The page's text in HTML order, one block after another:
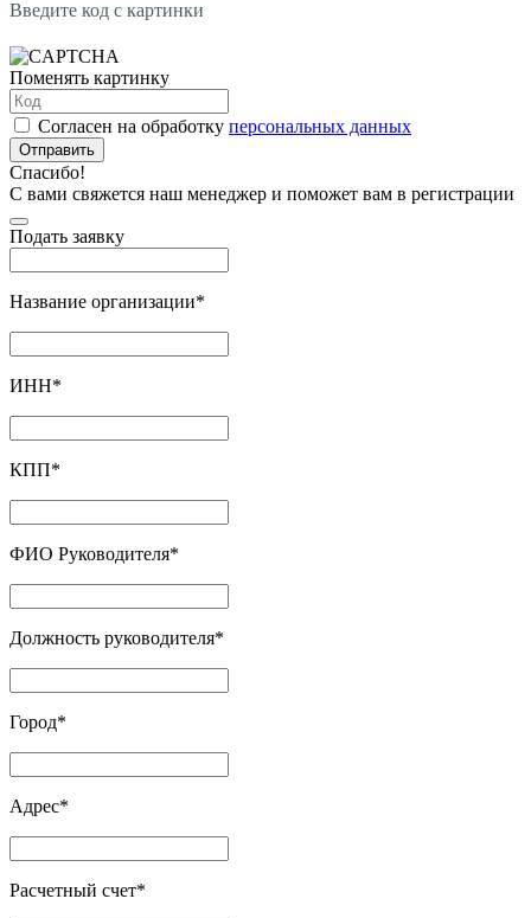
Введите код с картинки
Поменять картинку
Согласен на обработку персональных данных
Отправить
Спасибо!
С вами свяжется наш менеджер и поможет вам в регистрации
Подать заявку
Название организации*
ИНН*
КПП*
ФИО Руководителя*
Должность руководителя*
Город*
Адрес*
Расчетный счет*